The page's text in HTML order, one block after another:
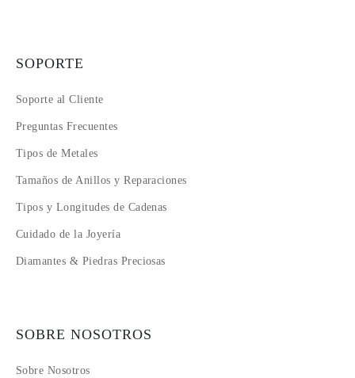
SOPORTE
Soporte al Cliente
Preguntas Frecuentes
Tipos de Metales
Tamaños de Anillos y Reparaciones
Tipos y Longitudes de Cadenas
Cuidado de la Joyería
Diamantes & Piedras Preciosas
SOBRE NOSOTROS
Sobre Nosotros